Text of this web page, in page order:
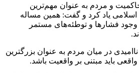
و مردم به عنوان مهم‌ترین
یاد کرد و گفت:‌ همین مساله
فشارها و توطئه‌های مستمر
در میان مردم به عنوان بزرگترین
باید مبتنی بر واقعیت باشد.